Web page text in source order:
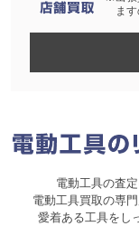
ま
電動工具の査
電動工具買取の専
愛着ある工具をし